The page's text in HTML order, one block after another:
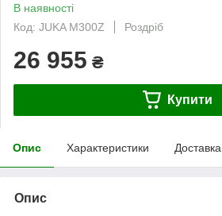
В наявності
Код: JUKA M300Z
Роздріб
26 955 ₴
Купити
Опис Характеристики Доставка
Опис